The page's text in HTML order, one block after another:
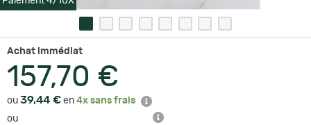
Achat immédiat
157,70 €
ou 39,44 € en 4x sans frais
ou